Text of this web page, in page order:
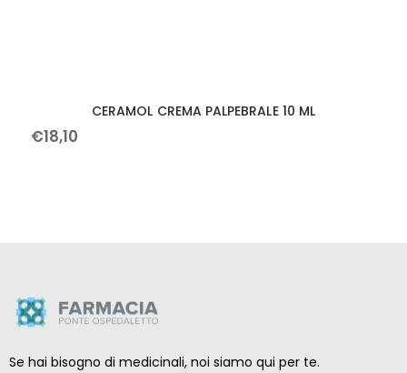
CERAMOL CREMA PALPEBRALE 10 ML
€18,10
Se hai bisogno di medicinali, noi siamo qui per te.